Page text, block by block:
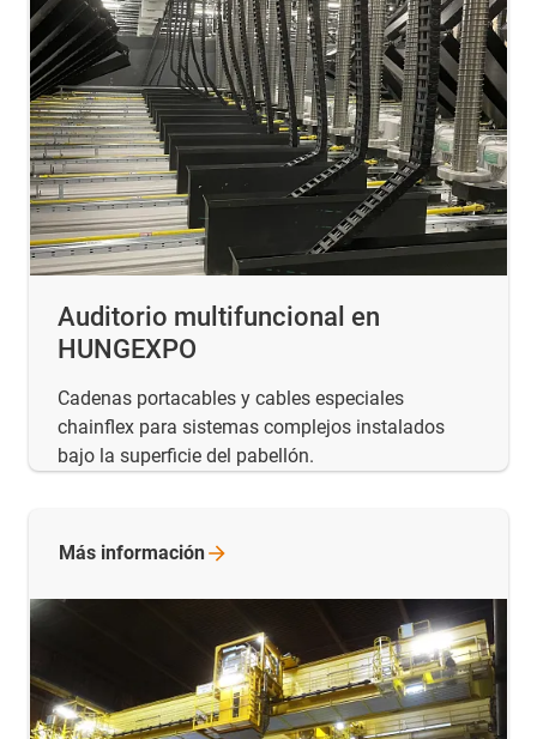
Auditorio multifuncional en
HUNGEXPO
Cadenas portacables y cables especiales
chainflex para sistemas complejos instalados
bajo la superficie del pabellón.
Más información